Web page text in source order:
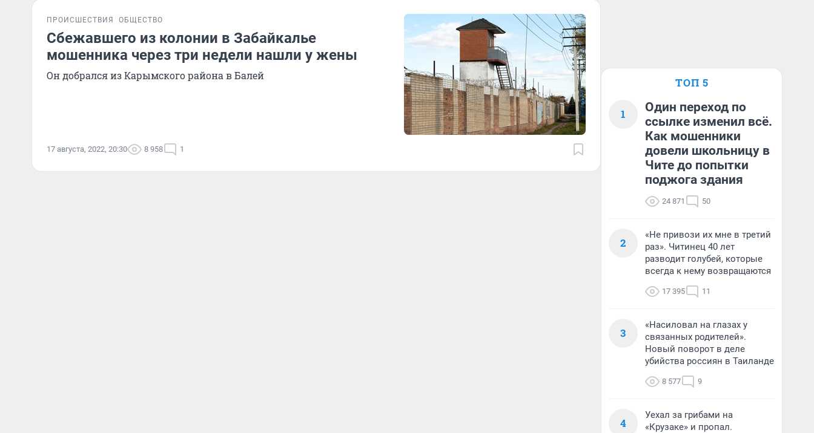
ПРОИСШЕСТВИЯ ОБЩЕСТВО
Сбежавшего из колонии в Забайкалье
мошенника через три недели нашли у жены
Он добрался из Карымского района в Балей
17 августа, 2022, 20:30 8 958 1
ТОП 5
1
Один переход по
ссылке изменил всё.
Как мошенники
довели школьницу в
Чите до попытки
поджога здания
24 871 50
2
«Не привози их мне в третий
раз». Читинец 40 лет
разводит голубей, которые
всегда к нему возвращаются
17 395 11
3
«Насиловал на глазах у
связанных родителей».
Новый поворот в деле
убийства россиян в Таиланде
8 577 9
4
Уехал за грибами на
«Крузаке» и пропал.